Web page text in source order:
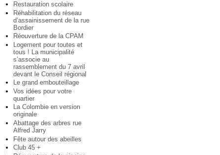
Restauration scolaire
Réhabilitation du réseau
d’assainissement de la rue
Bordier
Réouverture de la CPAM
Logement pour toutes et
tous ! La municipalité
s’associe au
rassemblement du 7 avril
devant le Conseil régional
Le grand embouteillage
Vos idées pour votre
quartier
La Colombie en version
originale
Abattage des arbres rue
Alfred Jarry
Fête autour des abeilles
Club 45 +